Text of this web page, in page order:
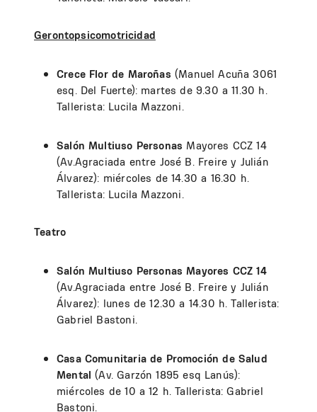
Gerontopsicomotricidad
Crece Flor de Maroñas (Manuel Acuña 3061
esq. Del Fuerte): martes de 9.30 a 11.30 h.
Tallerista: Lucila Mazzoni.
Salón Multiuso Personas Mayores CCZ 14
(Av.Agraciada entre José B. Freire y Julián
Álvarez): miércoles de 14.30 a 16.30 h.
Tallerista: Lucila Mazzoni.
Teatro
Salón Multiuso Personas Mayores CCZ 14
(Av.Agraciada entre José B. Freire y Julián
Álvarez): lunes de 12.30 a 14.30 h. Tallerista:
Gabriel Bastoni.
Casa Comunitaria de Promoción de Salud
Mental (Av. Garzón 1895 esq Lanús):
miércoles de 10 a 12 h. Tallerista: Gabriel
Bastoni.